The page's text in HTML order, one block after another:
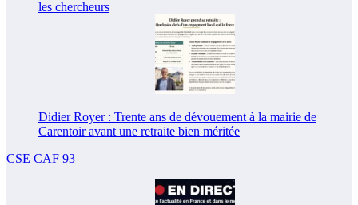
les chercheurs
Didier Royer : Trente ans de dévouement à la mairie de
Carentoir avant une retraite bien méritée
CSE CAF 93